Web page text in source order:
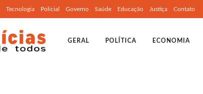
Tecnologia Policial Governo Saúde Educação Justiça Contato
GERAL POLÍTICA ECONOMIA